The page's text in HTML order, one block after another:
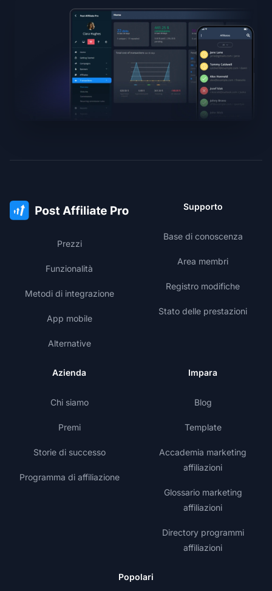
Prezzi
Funzionalità
Metodi di integrazione
App mobile
Alternative
Supporto
Base di conoscenza
Area membri
Registro modifiche
Stato delle prestazioni
Azienda
Chi siamo
Premi
Storie di successo
Programma di affiliazione
Impara
Blog
Template
Accademia marketing
affiliazioni
Glossario marketing
affiliazioni
Directory programmi
affiliazioni
Popolari